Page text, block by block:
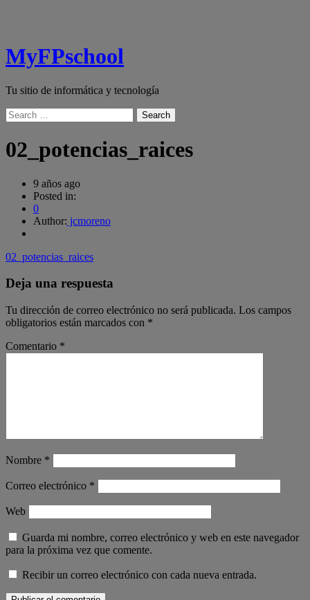
MyFPschool
Tu sitio de informática y tecnología
Search
02_potencias_raices
9 años ago
Posted in:
0
Author: jcmoreno
02_potencias_raices
Deja una respuesta
Tu dirección de correo electrónico no será publicada. Los campos
obligatorios están marcados con *
Comentario *
Nombre *
Correo electrónico *
Web
Guarda mi nombre, correo electrónico y web en este navegador
para la próxima vez que comente.
Recibir un correo electrónico con cada nueva entrada.